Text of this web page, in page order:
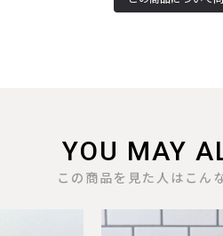
YOU MAY
この商品を見た人はこん